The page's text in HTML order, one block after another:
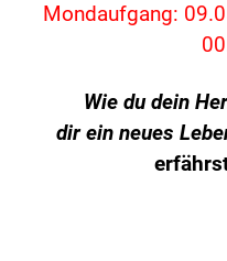
Mondaufgang:
Wie du dein
dir ein neues